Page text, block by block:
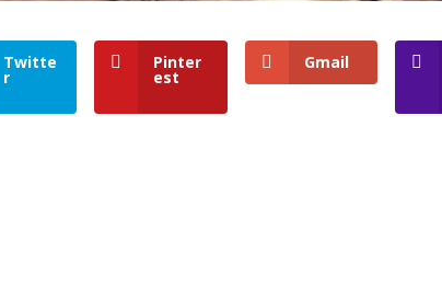
Twitte
r
Pinter
est
Gmail